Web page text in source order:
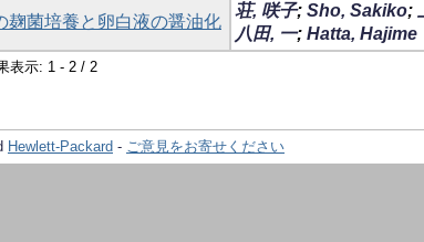
菌培養と卵白液の醤油化
荘, 咲子; Sho, Sakiko;
八田, 一; Hatta, Hajime
表示: 1 - 2 / 2
Hewlett-Packard - ご意見をお寄せください